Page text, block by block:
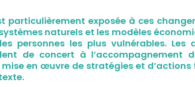
particulièrement exposée à ces
naturels et les modèles
personnes les plus vulnérables. Les
de concert à l’accompagnement
en œuvre de stratégies et